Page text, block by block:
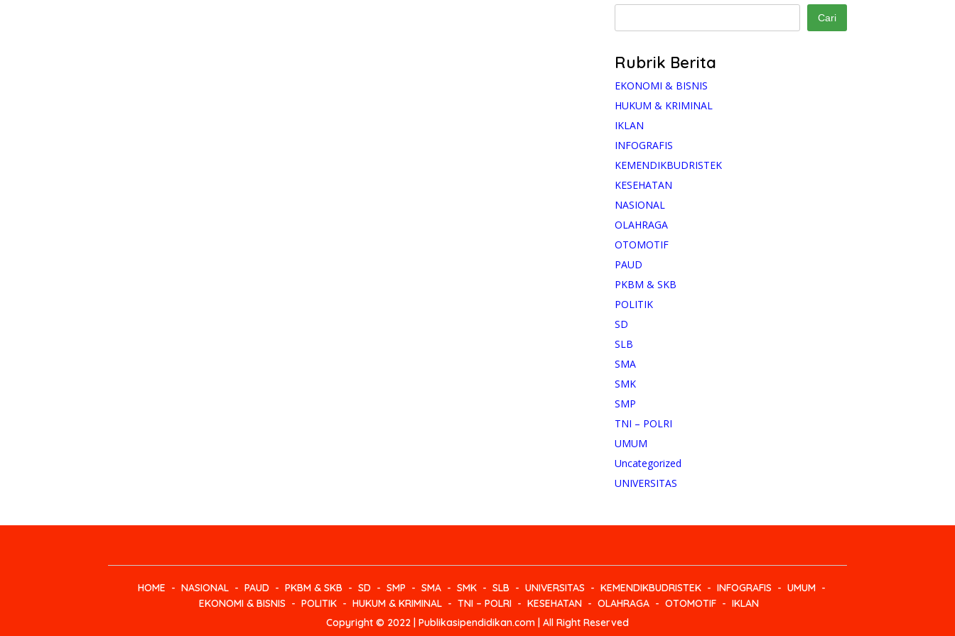
Cari
Rubrik Berita
EKONOMI & BISNIS
HUKUM & KRIMINAL
IKLAN
INFOGRAFIS
KEMENDIKBUDRISTEK
KESEHATAN
NASIONAL
OLAHRAGA
OTOMOTIF
PAUD
PKBM & SKB
POLITIK
SD
SLB
SMA
SMK
SMP
TNI – POLRI
UMUM
Uncategorized
UNIVERSITAS
HOME NASIONAL PAUD PKBM & SKB SD SMP SMA SMK SLB UNIVERSITAS KEMENDIKBUDRISTEK INFOGRAFIS
UMUM
EKONOMI & BISNIS
POLITIK HUKUM & KRIMINAL TNI – POLRI KESEHATAN OLAHRAGA OTOMOTIF
IKLAN
Copyright © 2022 | Publikasipendidikan.com | All Right Reserved